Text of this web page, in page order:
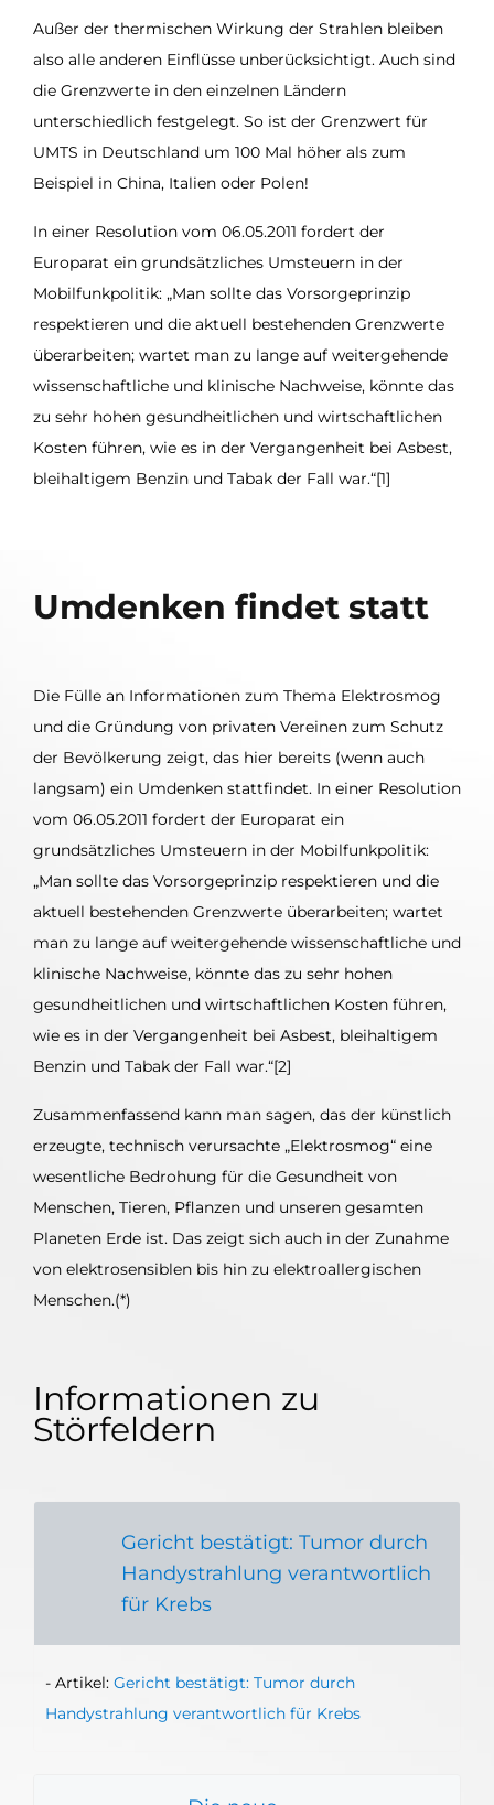
Außer der thermischen Wirkung der Strahlen bleiben
also alle anderen Einflüsse unberücksichtigt. Auch sind
die Grenzwerte in den einzelnen Ländern
unterschiedlich festgelegt. So ist der Grenzwert für
UMTS in Deutschland um 100 Mal höher als zum
Beispiel in China, Italien oder Polen!
In einer Resolution vom 06.05.2011 fordert der
Europarat ein grundsätzliches Umsteuern in der
Mobilfunkpolitik: „Man sollte das Vorsorgeprinzip
respektieren und die aktuell bestehenden Grenzwerte
überarbeiten; wartet man zu lange auf weitergehende
wissenschaftliche und klinische Nachweise, könnte das
zu sehr hohen gesundheitlichen und wirtschaftlichen
Kosten führen, wie es in der Vergangenheit bei Asbest,
bleihaltigem Benzin und Tabak der Fall war.“[1]
Umdenken findet statt
Die Fülle an Informationen zum Thema Elektrosmog
und die Gründung von privaten Vereinen zum Schutz
der Bevölkerung zeigt, das hier bereits (wenn auch
langsam) ein Umdenken stattfindet. In einer Resolution
vom 06.05.2011 fordert der Europarat ein
grundsätzliches Umsteuern in der Mobilfunkpolitik:
„Man sollte das Vorsorgeprinzip respektieren und die
aktuell bestehenden Grenzwerte überarbeiten; wartet
man zu lange auf weitergehende wissenschaftliche und
klinische Nachweise, könnte das zu sehr hohen
gesundheitlichen und wirtschaftlichen Kosten führen,
wie es in der Vergangenheit bei Asbest, bleihaltigem
Benzin und Tabak der Fall war.“[2]
Zusammenfassend kann man sagen, das der künstlich
erzeugte, technisch verursachte „Elektrosmog“ eine
wesentliche Bedrohung für die Gesundheit von
Menschen, Tieren, Pflanzen und unseren gesamten
Planeten Erde ist. Das zeigt sich auch in der Zunahme
von elektrosensiblen bis hin zu elektroallergischen
Menschen.(*)
Informationen zu
Störfeldern
Gericht bestätigt: Tumor durch
Handystrahlung verantwortlich
für Krebs
- Artikel: Gericht bestätigt: Tumor durch
Handystrahlung verantwortlich für Krebs